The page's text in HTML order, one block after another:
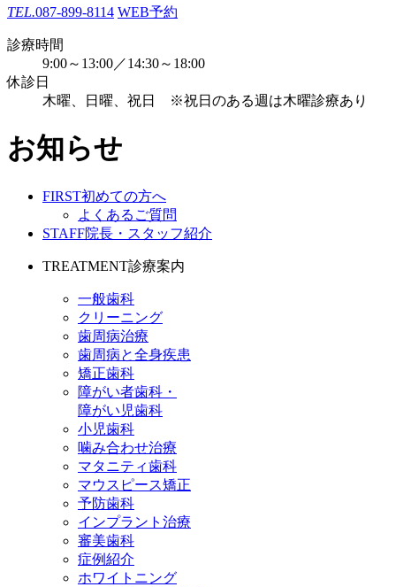
TEL.087-899-8114 WEB予約
診療時間
9:00～13:00／14:30～18:00
休診日
木曜、日曜、祝日 ※祝日のある週は木曜診療あり
お知らせ
FIRST初めての方へ
よくあるご質問
STAFF院長・スタッフ紹介
TREATMENT診療案内
一般歯科
クリーニング
歯周病治療
歯周病と全身疾患
矯正歯科
障がい者歯科・
障がい児歯科
小児歯科
噛み合わせ治療
マタニティ歯科
マウスピース矯正
予防歯科
インプラント治療
審美歯科
症例紹介
ホワイトニング